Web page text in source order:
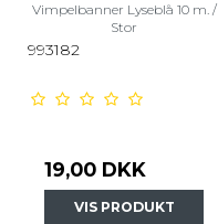
Vimpelbanner Lyseblå 10 m. /
Stor
993182
19,00 DKK
VIS PRODUKT